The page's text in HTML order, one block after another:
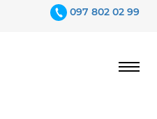
097 802 02 99